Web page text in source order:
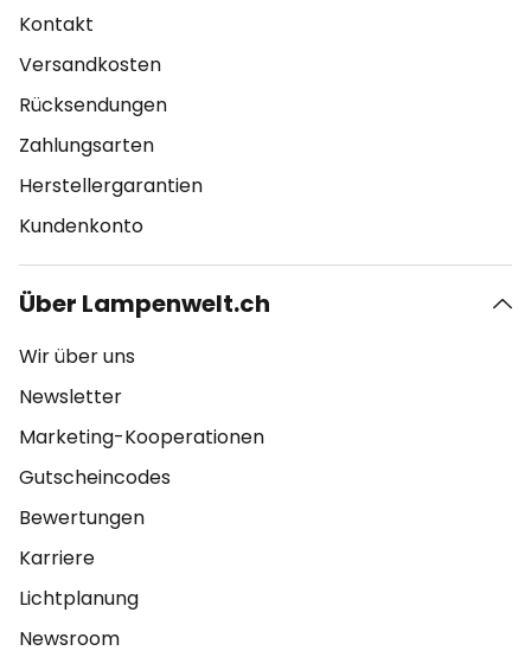
Kontakt
Versandkosten
Rücksendungen
Zahlungsarten
Herstellergarantien
Kundenkonto
Über Lampenwelt.ch
Wir über uns
Newsletter
Marketing-Kooperationen
Gutscheincodes
Bewertungen
Karriere
Lichtplanung
Newsroom